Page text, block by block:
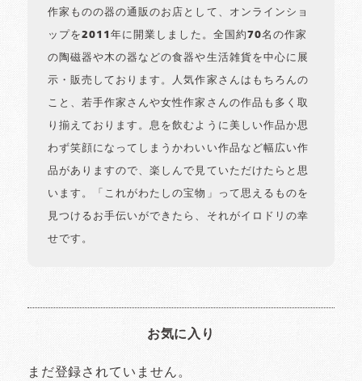
作家ものの器の通販のお店として、オンラインショ
ップを2011年に開業しました。全国約70名の作家
の陶磁器や木の器などの食器や生活雑貨を中心に展
示・販売しております。人気作家さんはもちろんの
こと、若手作家さんや女性作家さんの作品も多く取
り揃えております。息を飲むように美しい作品か思
わず笑顔になってしまうかわいい作品など幅広い作
品がありますので、楽しんで見ていただけたらと思
います。「これがわたしの宝物」って思えるものを
見つけるお手伝いができたら、それがイロドリの幸
せです。
お気に入り
まだ登録されていません。